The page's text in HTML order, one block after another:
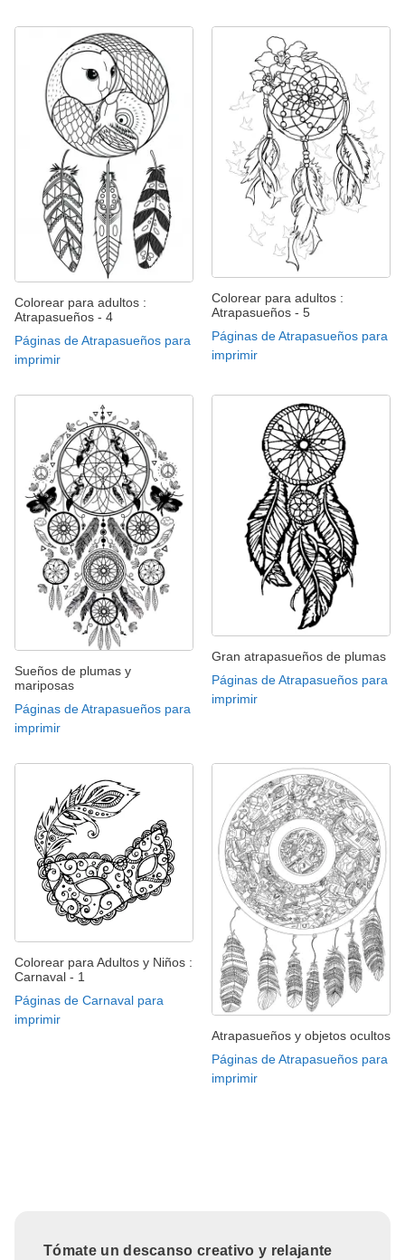
Colorear para adultos :
Atrapasueños - 4
Páginas de Atrapasueños para
imprimir
Colorear para adultos :
Atrapasueños - 5
Páginas de Atrapasueños para
imprimir
Sueños de plumas y
mariposas
Páginas de Atrapasueños para
imprimir
Gran atrapasueños de plumas
Páginas de Atrapasueños para
imprimir
Colorear para Adultos y Niños :
Carnaval - 1
Páginas de Carnaval para
imprimir
Atrapasueños y objetos ocultos
Páginas de Atrapasueños para
imprimir
Tómate un descanso creativo y relajante